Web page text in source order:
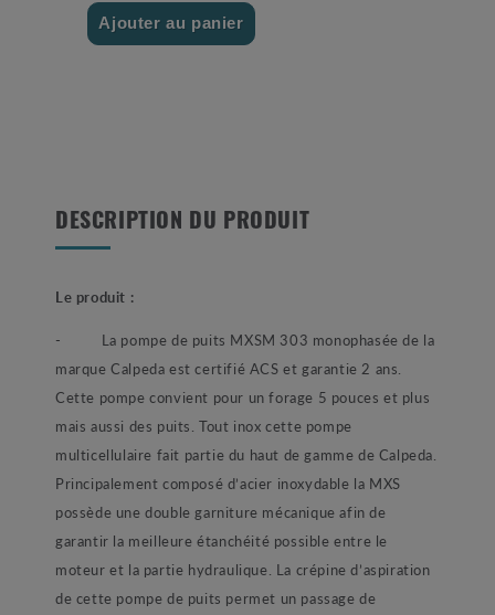
Ajouter au panier
DESCRIPTION DU PRODUIT
Le produit :
-
La pompe de puits MXSM 303 monophasée de la
marque Calpeda est certifié ACS et garantie 2 ans.
Cette pompe convient pour un forage 5 pouces et plus
mais aussi des puits. Tout inox cette pompe
multicellulaire fait partie du haut de gamme de Calpeda.
Principalement composé d’acier inoxydable la MXS
possède une double garniture mécanique afin de
garantir la meilleure étanchéité possible entre le
moteur et la partie hydraulique. La crépine d’aspiration
de cette pompe de puits permet un passage de